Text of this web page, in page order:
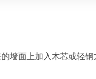
墙面上加入木芯或轻